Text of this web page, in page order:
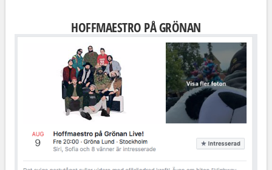
HOFFMAESTRO PÅ GRÖNAN